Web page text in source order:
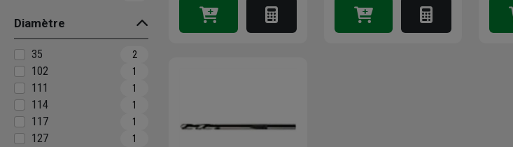
Diamètre
35 2
102 1
111 1
114 1
117 1
127 1